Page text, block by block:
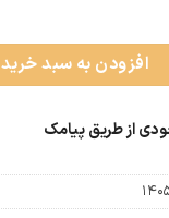
افزودن به سبد خرید
از طریق پیامک